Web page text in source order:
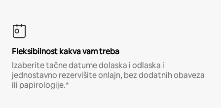
Fleksibilnost kakva vam treba
Izaberite tačne datume dolaska i odlaska i
jednostavno rezervišite onlajn, bez dodatnih obaveza
ili papirologije.*